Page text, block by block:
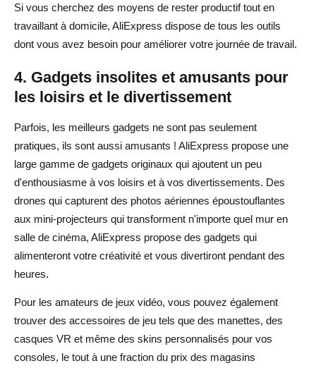
Si vous cherchez des moyens de rester productif tout en
travaillant à domicile, AliExpress dispose de tous les outils
dont vous avez besoin pour améliorer votre journée de travail.
4. Gadgets insolites et amusants pour
les loisirs et le divertissement
Parfois, les meilleurs gadgets ne sont pas seulement
pratiques, ils sont aussi amusants ! AliExpress propose une
large gamme de gadgets originaux qui ajoutent un peu
d'enthousiasme à vos loisirs et à vos divertissements. Des
drones qui capturent des photos aériennes époustouflantes
aux mini-projecteurs qui transforment n'importe quel mur en
salle de cinéma, AliExpress propose des gadgets qui
alimenteront votre créativité et vous divertiront pendant des
heures.
Pour les amateurs de jeux vidéo, vous pouvez également
trouver des accessoires de jeu tels que des manettes, des
casques VR et même des skins personnalisés pour vos
consoles, le tout à une fraction du prix des magasins